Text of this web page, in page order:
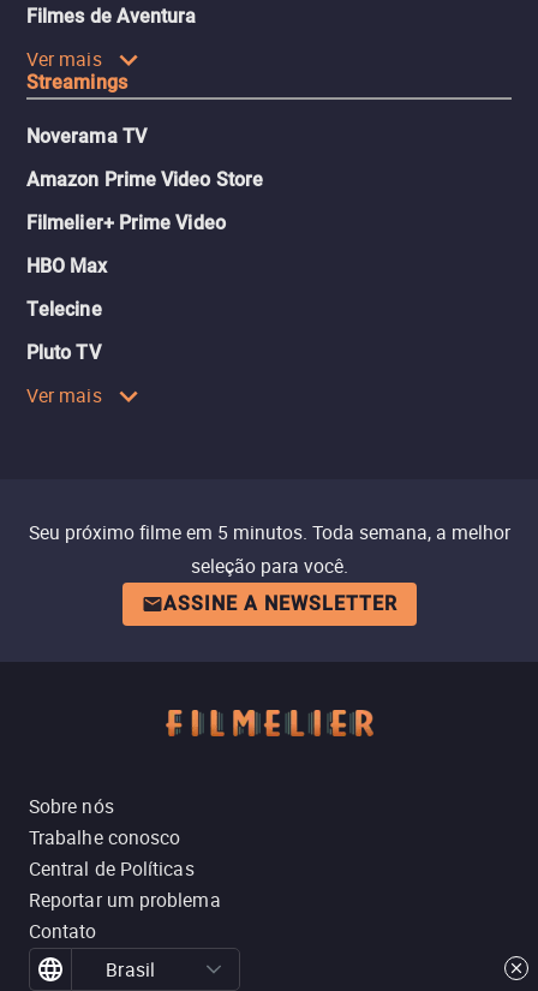
Filmes de Aventura
Ver mais
Streamings
Noverama TV
Amazon Prime Video Store
Filmelier+ Prime Video
HBO Max
Telecine
Pluto TV
Ver mais
Seu próximo filme em 5 minutos. Toda semana, a melhor
seleção para você.
ASSINE A NEWSLETTER
Sobre nós
Trabalhe conosco
Central de Políticas
Reportar um problema
Contato
Brasil